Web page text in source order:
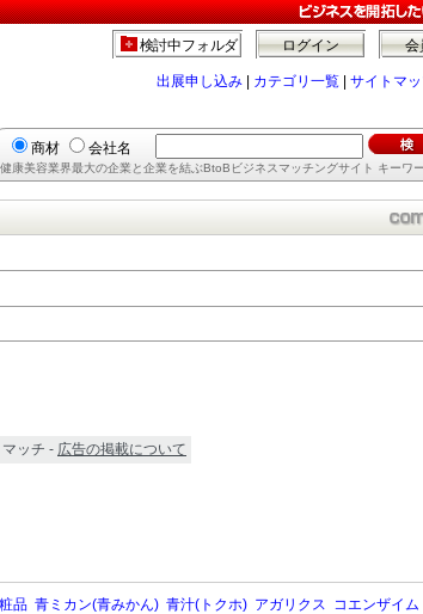
会
ログイン
検討中フォルダ
出展申し込み カテゴリ一覧 サイトマ
商材 会社名
健康美容業界最大の企業と企業を結ぶBtoBビジネスマッチングサイト キーワ
ッチ - 広告の掲載について
品 青ミカン(青みかん) 青汁(トクホ) アガリクス コエンザイム